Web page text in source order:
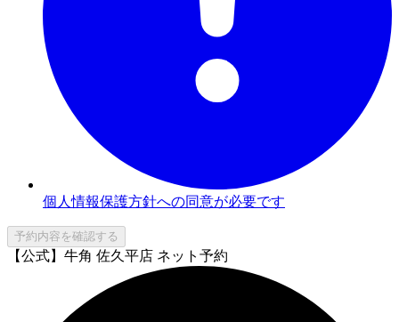
個人情報保護方針への同意が必要です
予約内容を確認する
【公式】牛角 佐久平店 ネット予約